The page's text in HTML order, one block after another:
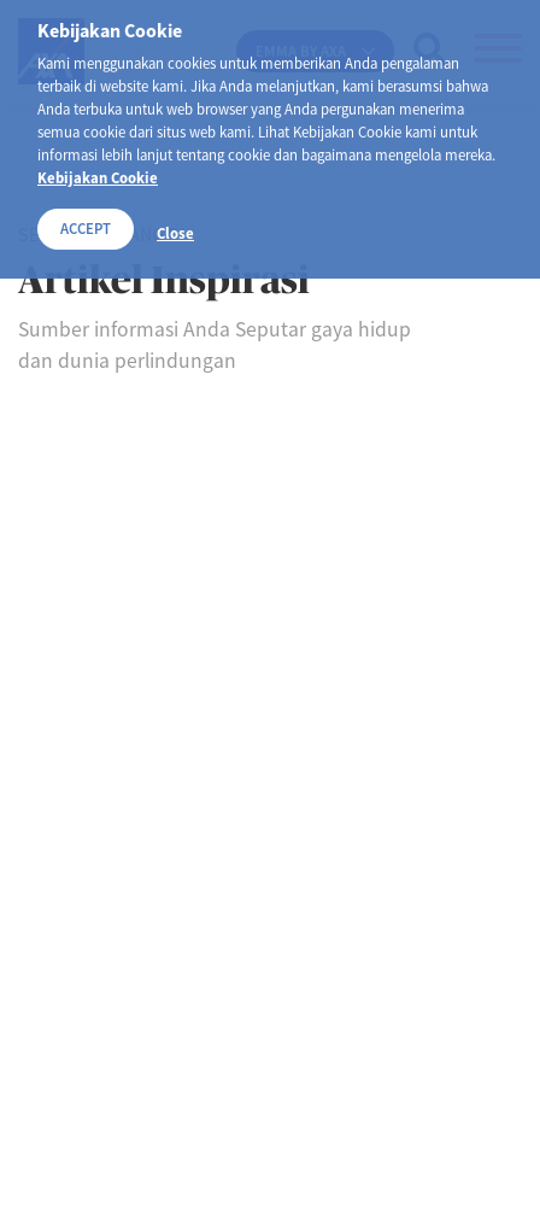
Kebijakan Cookie
Kami menggunakan cookies untuk memberikan Anda pengalaman
terbaik di website kami. Jika Anda melanjutkan, kami berasumsi bahwa
Anda terbuka untuk web browser yang Anda pergunakan menerima
semua cookie dari situs web kami. Lihat Kebijakan Cookie kami untuk
informasi lebih lanjut tentang cookie dan bagaimana mengelola mereka.
Kebijakan Cookie
ACCEPT Close
SELAMAT DATANG DI
Artikel Inspirasi
Sumber informasi Anda Seputar gaya hidup
dan dunia perlindungan